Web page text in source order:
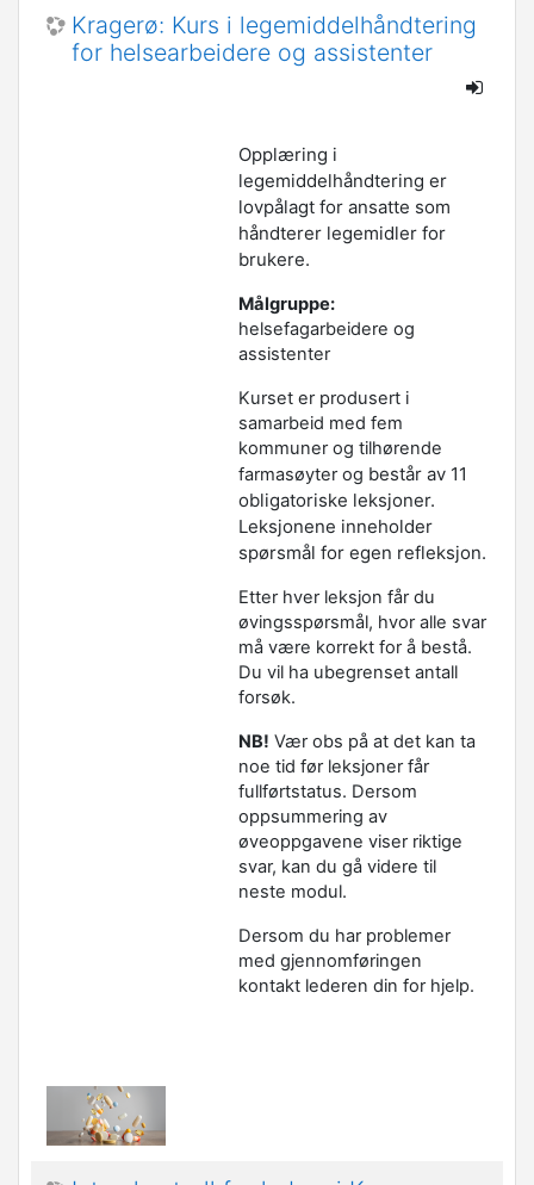
Kragerø: Kurs i legemiddelhåndtering
for helsearbeidere og assistenter
Opplæring i
legemiddelhåndtering er
lovpålagt for ansatte som
håndterer legemidler for
brukere.
Målgruppe:
helsefagarbeidere og
assistenter
Kurset er produsert i
samarbeid med fem
kommuner og tilhørende
farmasøyter og består av 11
obligatoriske leksjoner.
Leksjonene inneholder
spørsmål for egen refleksjon.
Etter hver leksjon får du
øvingsspørsmål, hvor alle svar
må være korrekt for å bestå.
Du vil ha ubegrenset antall
forsøk.
NB! Vær obs på at det kan ta
noe tid før leksjoner får
fullførtstatus. Dersom
oppsummering av
øveoppgavene viser riktige
svar, kan du gå videre til
neste modul.
Dersom du har problemer
med gjennomføringen
kontakt lederen din for hjelp.